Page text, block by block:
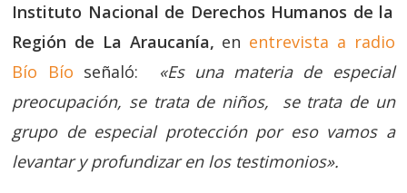
Instituto Nacional de Derechos Humanos de la
Región de La Araucanía, en entrevista a radio
Bío Bío señaló:
«Es una materia de especial
preocupación, se trata de niños, se trata de un
grupo de especial protección por eso vamos a
levantar y profundizar en los testimonios».